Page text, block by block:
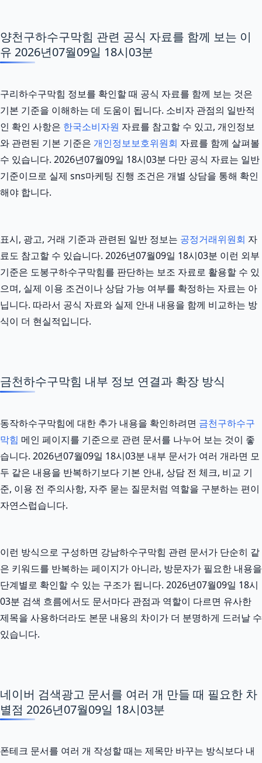
양천구하수구막힘 관련 공식 자료를 함께 보는 이
유 2026년07월09일 18시03분
구리하수구막힘 정보를 확인할 때 공식 자료를 함께 보는 것은
기본 기준을 이해하는 데 도움이 됩니다. 소비자 관점의 일반적
인 확인 사항은 한국소비자원 자료를 참고할 수 있고, 개인정보
와 관련된 기본 기준은 개인정보보호위원회 자료를 함께 살펴볼
수 있습니다. 2026년07월09일 18시03분 다만 공식 자료는 일반
기준이므로 실제 sns마케팅 진행 조건은 개별 상담을 통해 확인
해야 합니다.
표시, 광고, 거래 기준과 관련된 일반 정보는 공정거래위원회 자
료도 참고할 수 있습니다. 2026년07월09일 18시03분 이런 외부
기준은 도봉구하수구막힘를 판단하는 보조 자료로 활용할 수 있
으며, 실제 이용 조건이나 상담 가능 여부를 확정하는 자료는 아
닙니다. 따라서 공식 자료와 실제 안내 내용을 함께 비교하는 방
식이 더 현실적입니다.
금천하수구막힘 내부 정보 연결과 확장 방식
동작하수구막힘에 대한 추가 내용을 확인하려면 금천구하수구
막힘 메인 페이지를 기준으로 관련 문서를 나누어 보는 것이 좋
습니다. 2026년07월09일 18시03분 내부 문서가 여러 개라면 모
두 같은 내용을 반복하기보다 기본 안내, 상담 전 체크, 비교 기
준, 이용 전 주의사항, 자주 묻는 질문처럼 역할을 구분하는 편이
자연스럽습니다.
이런 방식으로 구성하면 강남하수구막힘 관련 문서가 단순히 같
은 키워드를 반복하는 페이지가 아니라, 방문자가 필요한 내용을
단계별로 확인할 수 있는 구조가 됩니다. 2026년07월09일 18시
03분 검색 흐름에서도 문서마다 관점과 역할이 다르면 유사한
제목을 사용하더라도 본문 내용의 차이가 더 분명하게 드러날 수
있습니다.
네이버 검색광고 문서를 여러 개 만들 때 필요한 차
별점 2026년07월09일 18시03분
폰테크 문서를 여러 개 작성할 때는 제목만 바꾸는 방식보다 내